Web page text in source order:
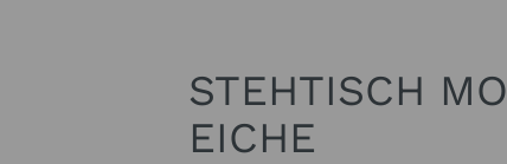
STEHTISCH
EICHE